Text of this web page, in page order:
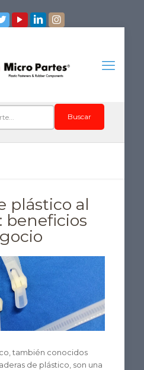
Buscar
plástico al
beneficios
también conocidos
de plástico, son una